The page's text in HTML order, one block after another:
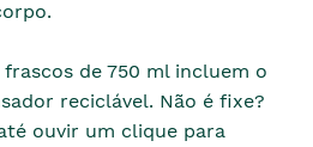
de 750 ml incluem o
reciclável. Não é fixe?
ouvir um clique para